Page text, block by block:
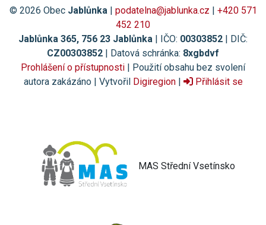
© 2026 Obec Jablůnka | podatelna@jablunka.cz | +420 571
452 210
Jablůnka 365, 756 23 Jablůnka | IČO: 00303852 | DIČ:
CZ00303852 | Datová schránka: 8xgbdvf
Prohlášení o přístupnosti | Použití obsahu bez svolení
autora zakázáno | Vytvořil Digiregion| Přihlásit se
MAS Střední Vsetínsko